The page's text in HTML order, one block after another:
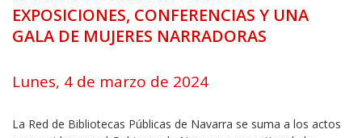
EXPOSICIONES, CONFERENCIAS Y UNA
GALA DE MUJERES NARRADORAS
Lunes, 4 de marzo de 2024
La Red de Bibliotecas Públicas de Navarra se suma a los actos